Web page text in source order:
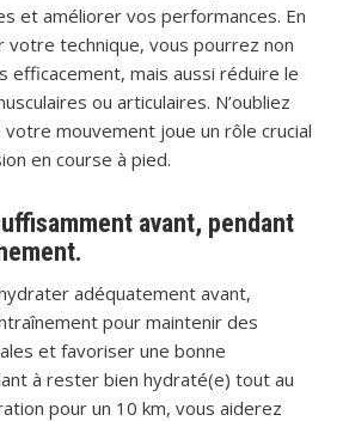
et améliorer vos performances. En
votre technique, vous pourrez non
efficacement, mais aussi réduire le
ou articulaires. N’oubliez
mouvement joue un rôle crucial
en course à pied.
avant, pendant
adéquatement avant,
pour maintenir des
et favoriser une bonne
à rester bien hydraté(e) tout au
pour un 10 km, vous aiderez